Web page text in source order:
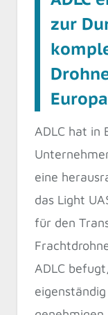
zur
Europa
ADLC hat in
eine
das Light
für den
ADLC